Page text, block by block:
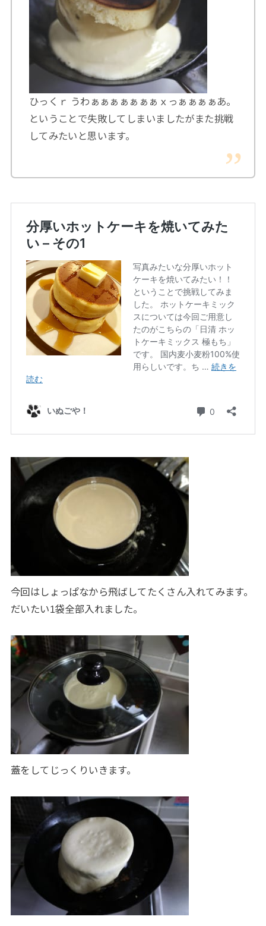
ひっくｒ うわぁぁぁぁぁぁぁｘっぁぁぁぁあ。
ということで失敗してしまいましたがまた挑戦
してみたいと思います。
今回はしょっぱなから飛ばしてたくさん入れてみます。
だいたい1袋全部入れました。
蓋をしてじっくりいきます。